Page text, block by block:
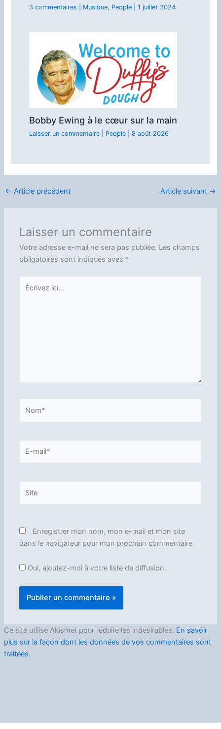
3 commentaires Musique, People| 1 juillet 2024
Bobby Ewing à le cœur sur la main
Laisser un commentaire People| 8 août 2026
← Article précédent Article suivant →
Laisser un commentaire
Votre adresse e-mail ne sera pas publiée. Les champs
obligatoires sont indiqués avec *
Écrivez
Enregistrer mon nom, mon e-mail et mon site
dans le navigateur pour mon prochain commentaire.
Oui, ajoutez-moi à votre liste de diffusion.
Ce site utilise Akismet pour réduire les indésirables. En savoir
plus sur la façon dont les données de vos commentaires sont
traitées.